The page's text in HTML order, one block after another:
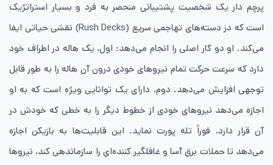
پرچم‌ دار یک شخصیت پشتیبانی منحصر به فرد و بسیار استراتژیک
است که در دسته‌های تهاجمی سریع (Rush Decks) نقشی حیاتی ایفا
می‌کند. او دو کار اصلی را انجام می‌دهد: اول، یک هاله در اطراف خود
دارد که سرعت حرکت تمام نیروهای خودی درون آن هاله را به طور قابل
توجهی افزایش می‌دهد. دوم، دارای یک توانایی ویژه است که به او
اجازه می‌دهد نیروهای خودی از خطوط دیگر را به خطی که خودش در
آن قرار دارد، فوراً تله ‌پورت نماید. این قابلیت‌ها به بازیکن اجازه
می‌دهد تا حملات برق ‌آسا و غافلگیر کننده‌ای را سازماندهی کند، نیروها